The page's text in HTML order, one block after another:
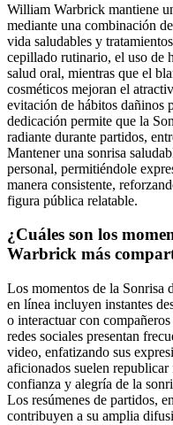
William Warbrick mantiene
mediante una combinación
vida saludables y
cepillado rutinario, el uso de
salud oral, mientras que el
cosméticos mejoran el
evitación de hábitos dañinos
dedicación permite que la
radiante durante partidos,
Mantener una sonrisa
personal, permitiéndole
manera consistente,
figura pública relatable.
¿Cuáles son los
Warbrick más
Los momentos de la Sonrisa
en línea incluyen instantes
o interactuar con
redes sociales presentan
video, enfatizando sus
aficionados suelen
confianza y alegría de la
Los resúmenes de partidos,
contribuyen a su amplia